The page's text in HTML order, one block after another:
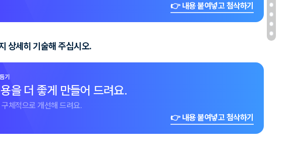
👉 내용 붙여넣고 첨삭하기
상세히 기술해 주십시오.
기
을 더 좋게 만들어 드려요.
체적으로 개선해 드려요.
👉 내용 붙여넣고 첨삭하기